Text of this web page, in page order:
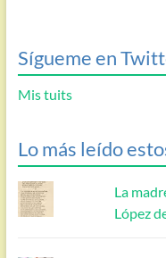
Sígueme en
Mis tuits
Lo más leído
La
López